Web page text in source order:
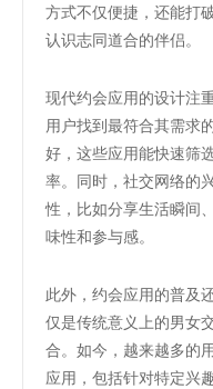
方式不仅便捷，还能打
认识志同道合的伴侣。
现代约会应用的设计注
用户找到最符合其需求
好，这些应用能快速筛
率。同时，社交网络的
性，比如分享生活瞬间
味性和参与感。
此外，约会应用的普及
仅是传统意义上的男女
合。如今，越来越多的
应用，包括针对特定兴